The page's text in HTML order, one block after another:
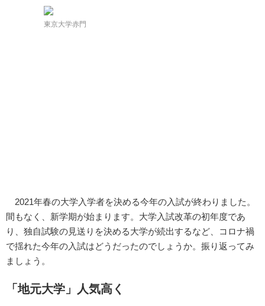
東京大学赤門
2021年春の大学入学者を決める今年の入試が終わりました。
間もなく、新学期が始まります。大学入試改革の初年度であ
り、独自試験の見送りを決める大学が続出するなど、コロナ禍
で揺れた今年の入試はどうだったのでしょうか。振り返ってみ
ましょう。
「地元大学」人気高く